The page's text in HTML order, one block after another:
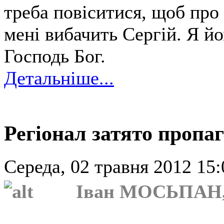
треба повіситися, щоб
мені вибачить Сергій. Я
Господь Бог.
Детальніше...
Регіонал затято
Середа, 02 травня 2012
Іван